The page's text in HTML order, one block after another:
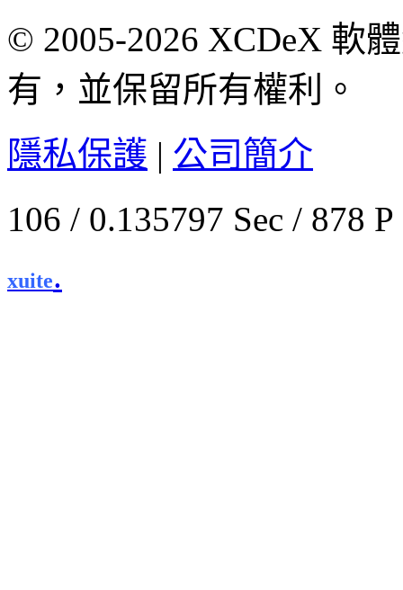
© 2005-2026 XCDeX 軟
有，並保留所有權利。
隱私保護 | 公司簡介
106 / 0.135797 Sec / 878
xuite.